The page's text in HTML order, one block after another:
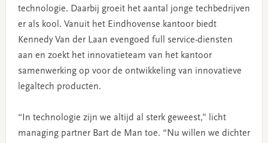
technologie. Daarbij groeit het aantal jonge techbedrijven
er als kool. Vanuit het Eindhovense kantoor biedt
Kennedy Van der Laan evengoed full service-diensten
aan en zoekt het innovatieteam van het kantoor
samenwerking op voor de ontwikkeling van innovatieve
legaltech producten.
“In technologie zijn we altijd al sterk geweest,” licht
managing partner Bart de Man toe. “Nu willen we dichter